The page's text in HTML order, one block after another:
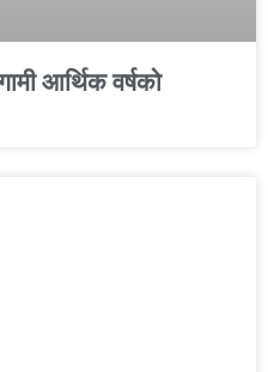
आर्थिक वर्षको